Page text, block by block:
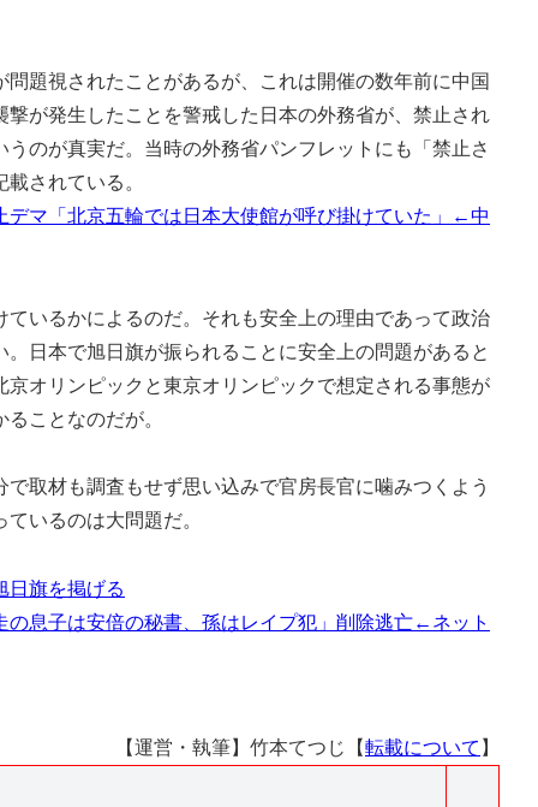
題視されたことがあるが、これは開催の数年前に中国
が発生したことを警戒した日本の外務省が、禁止され
のが真実だ。当時の外務省パンフレットにも「禁止さ
されている。
デマ「北京五輪では日本大使館が呼び掛けていた」←中
いるかによるのだ。それも安全上の理由であって政治
日本で旭日旗が振られることに安全上の問題があると
オリンピックと東京オリンピックで想定される事態が
ことなのだが。
取材も調査もせず思い込みで官房長官に噛みつくよう
いるのは大問題だ。
日旗を掲げる
息子は安倍の秘書、孫はレイプ犯」削除逃亡←ネット
【運営・執筆】竹本てつじ【転載について 】